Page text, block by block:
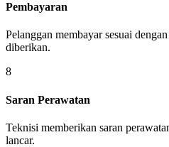
Pembayaran
Pelanggan membayar sesuai
diberikan.
8
Saran Perawatan
Teknisi memberikan saran
lancar.